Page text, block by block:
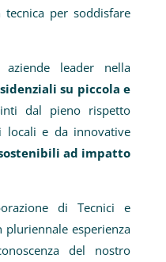
per soddisfare
leader nella
su piccola e
dal pieno rispetto
e da innovative
ad impatto
di Tecnici e
esperienza
del nostro